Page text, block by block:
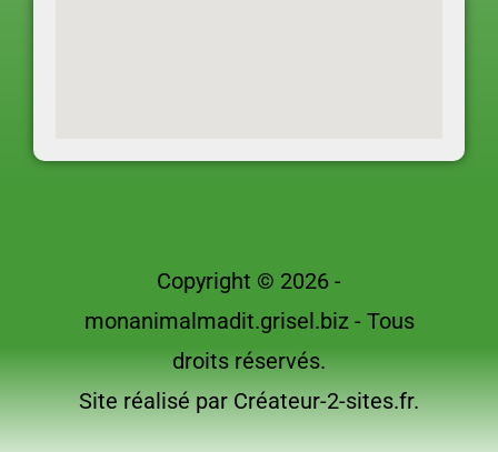
Copyright © 2026 -
monanimalmadit.grisel.biz - Tous
droits réservés.
Site réalisé par Créateur-2-sites.fr.